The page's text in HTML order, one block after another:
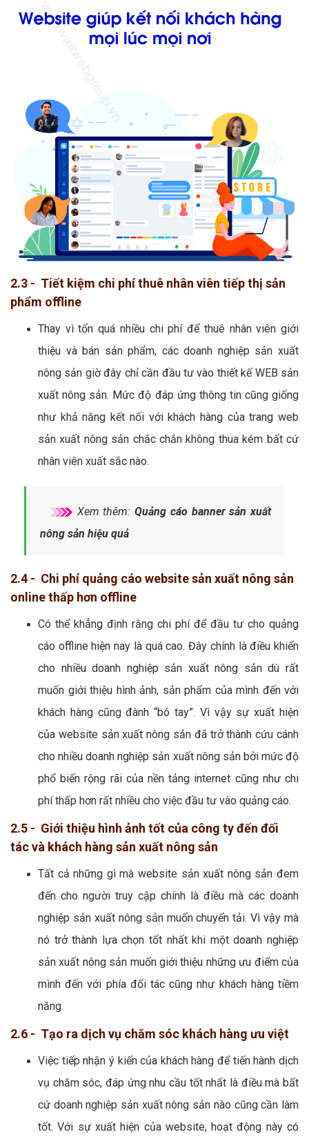
2.3 - Tiết kiệm chi phí thuê nhân viên tiếp thị sản
phẩm offline
Thay vì tốn quá nhiều chi phí để thuê nhân viên giới
thiệu và bán sản phẩm, các doanh nghiệp sản xuất
nông sản giờ đây chỉ cần đầu tư vào thiết kế WEB sản
xuất nông sản. Mức độ đáp ứng thông tin cũng giống
như khả năng kết nối với khách hàng của trang web
sản xuất nông sản chắc chắn không thua kém bất cứ
nhân viên xuất sắc nào.
Xem thêm:Quảng cáo banner sản xuất
nông sản hiệu quả
2.4 - Chi phí quảng cáo website sản xuất nông sản
online thấp hơn offline
Có thể khẳng định rằng chi phí để đầu tư cho quảng
cáo offline hiện nay là quá cao. Đây chính là điều khiến
cho nhiều doanh nghiệp sản xuất nông sản dù rất
muốn giới thiệu hình ảnh, sản phẩm của mình đến với
khách hàng cũng đành “bó tay”. Vì vậy sự xuất hiện
của website sản xuất nông sản đã trở thành cứu cánh
cho nhiều doanh nghiệp sản xuất nông sản bởi mức độ
phổ biến rộng rãi của nền tảng internet cũng như chi
phí thấp hơn rất nhiều cho việc đầu tư vào quảng cáo.
2.5 - Giới thiệu hình ảnh tốt của công ty đến đối
tác và khách hàng sản xuất nông sản
Tất cả những gì mà website sản xuất nông sản đem
đến cho người truy cập chính là điều mà các doanh
nghiệp sản xuất nông sản muốn chuyển tải. Vì vậy mà
nó trở thành lựa chọn tốt nhất khi một doanh nghiệp
sản xuất nông sản muốn giới thiệu những ưu điểm của
mình đến với phía đối tác cũng như khách hàng tiềm
năng.
2.6 - Tạo ra dịch vụ chăm sóc khách hàng ưu việt
Việc tiếp nhận ý kiến của khách hàng để tiến hành dịch
vụ chăm sóc, đáp ứng nhu cầu tốt nhất là điều mà bất
cứ doanh nghiệp sản xuất nông sản nào cũng cần làm
tốt. Với sự xuất hiện của website, hoạt động này có